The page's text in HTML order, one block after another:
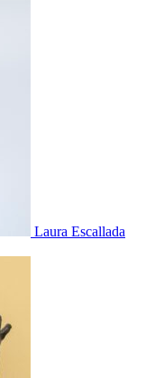
Laura Escallada